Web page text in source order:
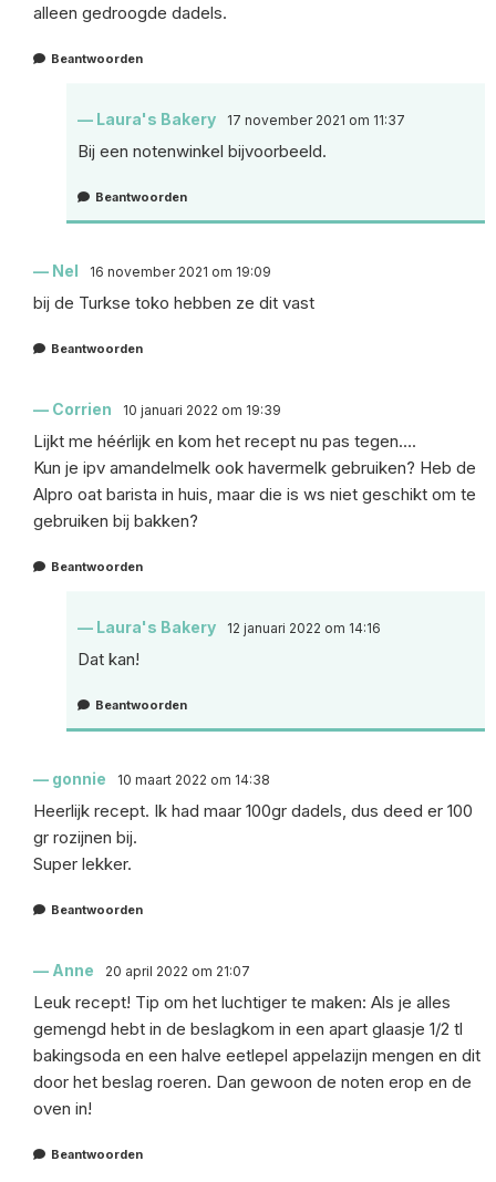
alleen gedroogde dadels.
Beantwoorden
Laura's Bakery 17 november 2021 om 11:37
Bij een notenwinkel bijvoorbeeld.
Beantwoorden
Nel 16 november 2021 om 19:09
bij de Turkse toko hebben ze dit vast
Beantwoorden
Corrien 10 januari 2022 om 19:39
Lijkt me héérlijk en kom het recept nu pas tegen….
Kun je ipv amandelmelk ook havermelk gebruiken? Heb de
Alpro oat barista in huis, maar die is ws niet geschikt om te
gebruiken bij bakken?
Beantwoorden
Laura's Bakery 12 januari 2022 om 14:16
Dat kan!
Beantwoorden
gonnie 10 maart 2022 om 14:38
Heerlijk recept. Ik had maar 100gr dadels, dus deed er 100
gr rozijnen bij.
Super lekker.
Beantwoorden
Anne 20 april 2022 om 21:07
Leuk recept! Tip om het luchtiger te maken: Als je alles
gemengd hebt in de beslagkom in een apart glaasje 1/2 tl
bakingsoda en een halve eetlepel appelazijn mengen en dit
door het beslag roeren. Dan gewoon de noten erop en de
oven in!
Beantwoorden